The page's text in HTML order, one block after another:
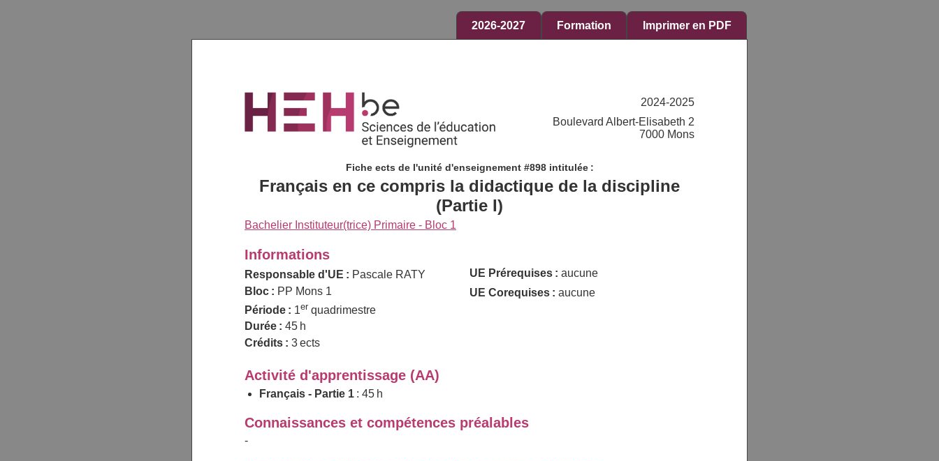
2026-2027 Formation Imprimer en PDF
2024-2025
Boulevard Albert-Elisabeth 2
7000 Mons
Fiche ects de l'unité d'enseignement #898 intitulée :
Français en ce compris la didactique de la discipline
(Partie I)
Bachelier Instituteur(trice) Primaire - Bloc 1
Informations
Responsable d'UE : Pascale RATY
Bloc : PP Mons 1
Période : 1er quadrimestre
Durée : 45 h
Crédits : 3 ects
UE Prérequises : aucune
UE Corequises : aucune
Activité d'apprentissage (AA)
Français - Partie 1 : 45 h
Connaissances et compétences préalables
-